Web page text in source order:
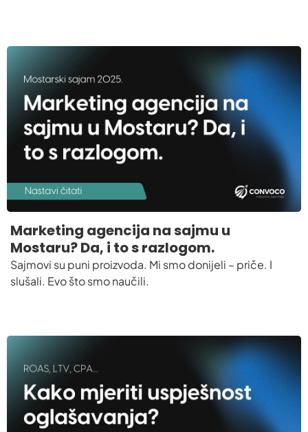
Marketing agencija na sajmu u
Mostaru? Da, i to s razlogom.
Sajmovi su puni proizvoda. Mi smo donijeli – priče. I
slušali. Evo što smo naučili.